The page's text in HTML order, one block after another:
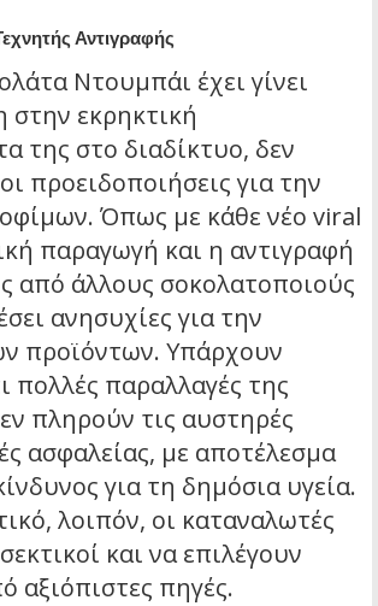
Αντιγραφής
Ντουμπάι έχει γίνει
εκρηκτική
της στο διαδίκτυο, δεν
προειδοποιήσεις για την
Όπως με κάθε νέο viral
παραγωγή και η αντιγραφή
από άλλους σοκολατοποιούς
ανησυχίες για την
προϊόντων. Υπάρχουν
πολλές παραλλαγές της
πληρούν τις αυστηρές
ασφαλείας, με αποτέλεσμα
για τη δημόσια υγεία.
λοιπόν, οι καταναλωτές
και να επιλέγουν
αξιόπιστες πηγές.